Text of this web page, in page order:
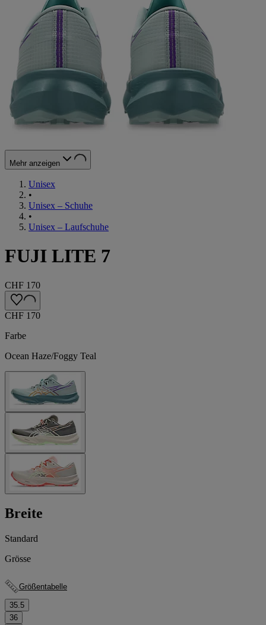
Mehr anzeigen
Unisex
•
Unisex – Schuhe
•
Unisex – Laufschuhe
FUJI LITE 7
CHF 170
CHF 170
Farbe
Ocean Haze/Foggy Teal
Breite
Standard
Grösse
Größentabelle
35.5
36